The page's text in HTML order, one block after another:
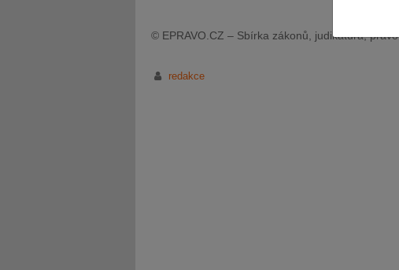
© EPRAVO.CZ – Sbírka zákonů, judikatura,
redakce